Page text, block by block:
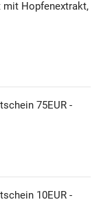
Hopfenextrakt,
75EUR -
10EUR -